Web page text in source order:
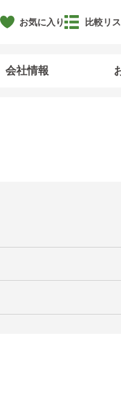
お気に入り 比較リ
会社情報